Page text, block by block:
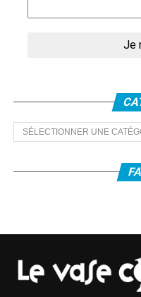
La qualité qui a fait
Soissonnais2018
manipulation de
des séquences
Catégories